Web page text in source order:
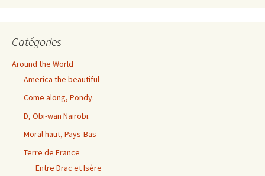
Catégories
Around the World
America the beautiful
Come along, Pondy.
D, Obi-wan Nairobi.
Moral haut, Pays-Bas
Terre de France
Entre Drac et Isère